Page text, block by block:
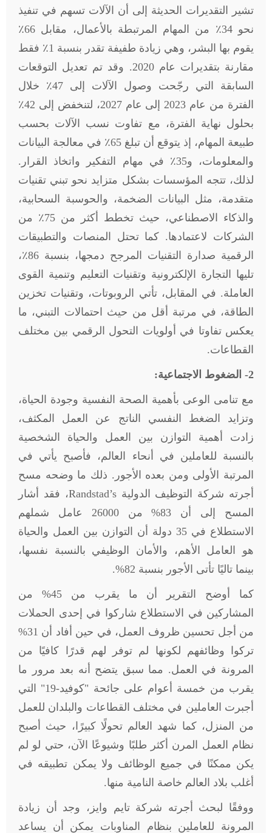
تشير التقديرات الحديثة إلى أن الآلات تسهم في تنفيذ
نحو 34٪ من المهام المرتبطة بالأعمال، مقابل 66٪
يقوم بها البشر، وهي زيادة طفيفة تقدر بنسبة 1٪ فقط
مقارنة بتقديرات عام 2020. وقد تم تعديل التوقعات
السابقة التي رجّحت وصول الآلات إلى 47٪ خلال
الفترة من عام 2023 إلى عام 2027، لتنخفض إلى 42٪
بحلول نهاية الفترة، مع تفاوت نسب الآلات بحسب
طبيعة المهام، إذ يتوقع أن تبلغ 65٪ في معالجة البيانات
والمعلومات، و35٪ في مهام التفكير واتخاذ القرار.
لذلك، تتجه المؤسسات بشكل متزايد نحو تبني تقنيات
متقدمة، مثل البيانات الضخمة، والحوسبة السحابية،
والذكاء الاصطناعي، حيث تخطط أكثر من 75٪ من
الشركات لاعتمادها. كما تحتل المنصات والتطبيقات
الرقمية صدارة التقنيات المرجح دمجها، بنسبة 86٪،
تليها التجارة الإلكترونية وتقنيات التعليم وتنمية القوى
العاملة. في المقابل، تأتي الروبوتات، وتقنيات تخزين
الطاقة، في مرتبة أقل من حيث احتمالات التبني، ما
يعكس تفاوتا في أولويات التحول الرقمي بين مختلف
القطاعات.
2- الضغوط الاجتماعية:
مع تنامى الوعى بأهمية الصحة النفسية وجودة الحياة،
وتزايد الضغط النفسي الناتج عن العمل المكثف،
زادت أهمية التوازن بين العمل والحياة الشخصية
بالنسبة للعاملين في أنحاء العالم، فأصبح يأتي في
المرتبة الأولى ومن بعده الأجور. ذلك ما وضحه مسح
أجرته شركة التوظيف الدوليةRandstad’s، فقد أشار
المسح إلى أن 83% من 26000 عامل شملهم
الاستطلاع في 35 دولة أن التوازن بين العمل والحياة
هو العامل الأهم، والأمان الوظيفي بالنسبة نفسها،
بينما تاليًا تأتى الأجور بنسبة 82%.
كما أوضح التقرير أن ما يقرب من 45% من
المشاركين في الاستطلاع شاركوا في إحدى الحملات
من أجل تحسين ظروف العمل، في حين أفاد أن 31%
تركوا وظائفهم لكونها لم توفر لهم قدرًا كافيًا من
المرونة في العمل. مما سبق يتضح أنه بعد مرور ما
يقرب من خمسة أعوام على جائحة "كوفيد-19" التي
أجبرت العاملين في مختلف القطاعات والبلدان للعمل
من المنزل، كما شهد العالم تحولًا كبيرًا، حيث أصبح
نظام العمل المرن أكثر طلبًا وشيوعًا الآن، حتي لو لم
يكن ممكنًا في جميع الوظائف ولا يمكن تطبيقه في
أغلب بلاد العالم خاصة النامية منها.
ووفقًا لبحث أجرته شركة تايم وايز، وجد أن زيادة
المرونة للعاملين بنظام المناوبات يمكن أن يساعد